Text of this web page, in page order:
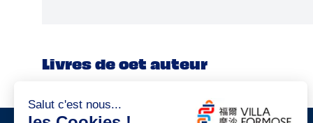
Livres de cet auteur